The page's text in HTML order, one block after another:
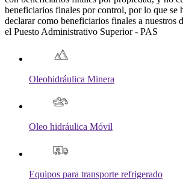
beneficiarios finales por control, por lo que se
declarar como beneficiarios finales a nuestros
el Puesto Administrativo Superior - PAS
Oleohidráulica Minera
Oleo hidráulica Móvil
Equipos para transporte refrigerado